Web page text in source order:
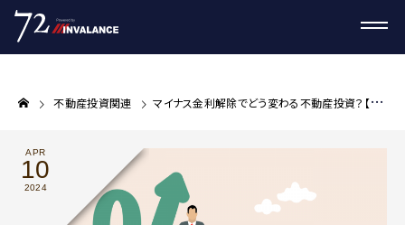
不動産投資関連 マイナス金利解除でどう変わる不動産投資？【プロが教える不動産投資コラム】
APR
10
2024